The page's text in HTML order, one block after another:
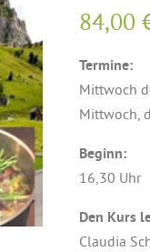
84,00
Termine:
Mittwoch
Mittwoch,
Beginn:
16,30 Uhr
Den Kurs
Claudia